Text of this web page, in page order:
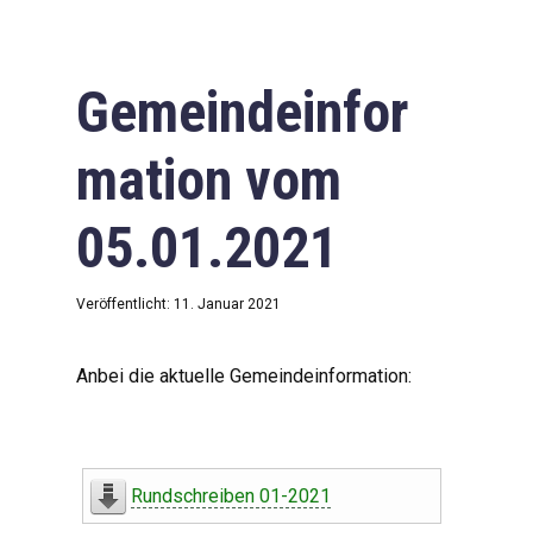
Gemeindeinfor
mation vom
05.01.2021
Veröffentlicht: 11. Januar 2021
Anbei die aktuelle Gemeindeinformation:
Rundschreiben 01-2021